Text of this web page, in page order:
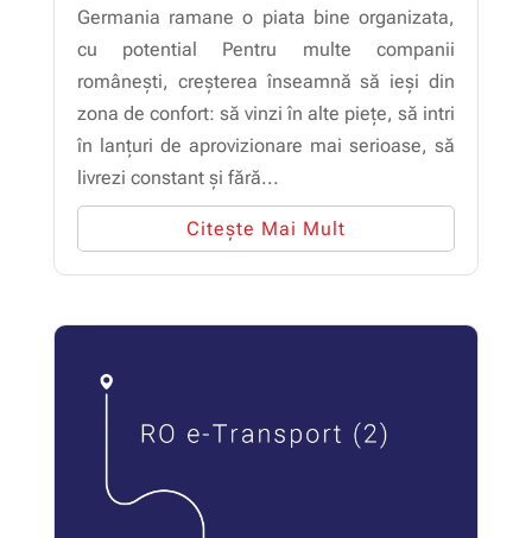
Germania ramane o piata bine organizata,
cu potential Pentru multe companii
românești, creșterea înseamnă să ieși din
zona de confort: să vinzi în alte piețe, să intri
în lanțuri de aprovizionare mai serioase, să
livrezi constant și fără...
Citește Mai Mult